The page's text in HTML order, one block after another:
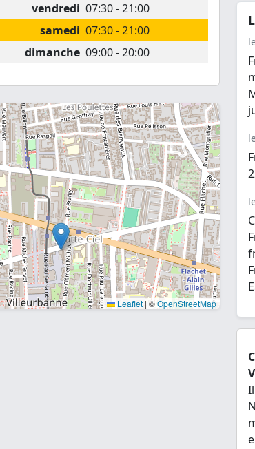
vendredi 07:30 - 21:00
samedi 07:30 - 21:00
dimanche 09:00 - 20:00
Leaflet | ©OpenStreetMap